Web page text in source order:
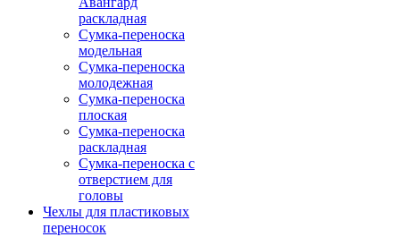
раскладная
Сумка-переноска
модельная
Сумка-переноска
молодежная
Сумка-переноска
плоская
Сумка-переноска
раскладная
Сумка-переноска с
отверстием для
головы
Чехлы для пластиковых
переносок